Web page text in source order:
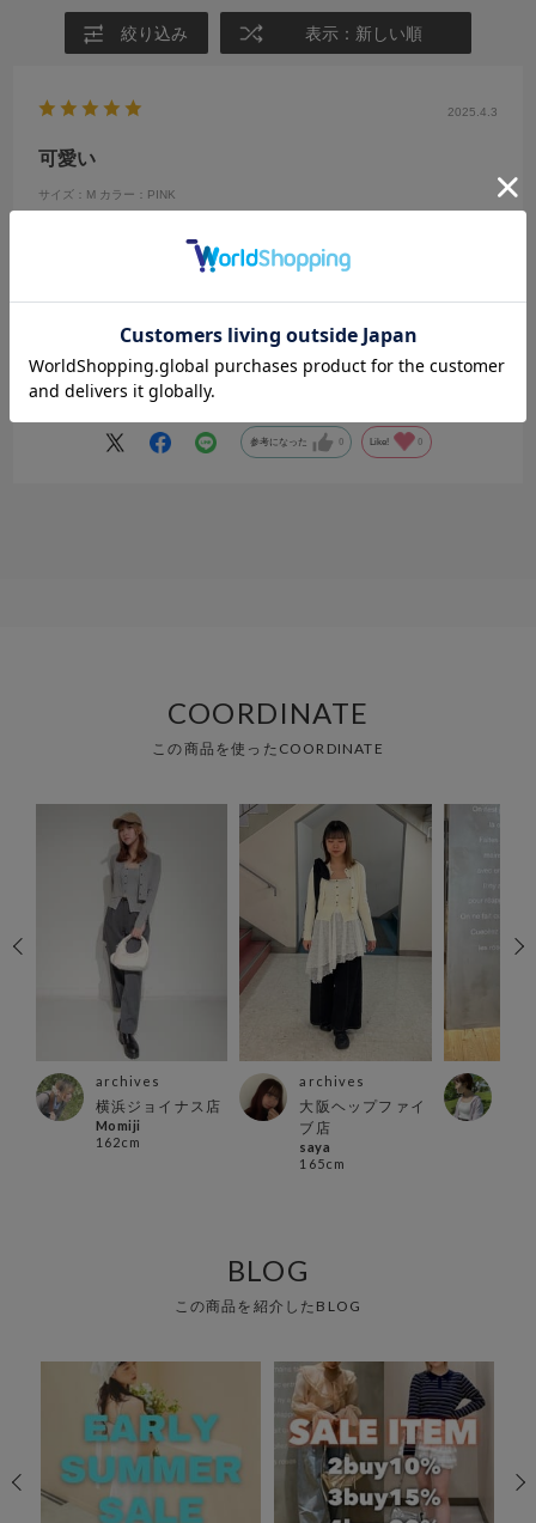
絞り込み 表示：新しい順
2025.4.3
可愛い
サイズ：M カラー：PINK
30代 性別:女性 身長:156～160cm
靴のサイズ:24cm 普段の服のサイズ:～XS
色々な着方ができるので、重宝すると思います。
生地もしっかりしてます。
参考になった 0 Like! 0
COORDINATE
この商品を使ったCOORDINATE
archives
横浜ジョイナス店
Momiji
162cm
archives
大阪ヘップファイ
ブ店
saya
165cm
BLOG
この商品を紹介したBLOG